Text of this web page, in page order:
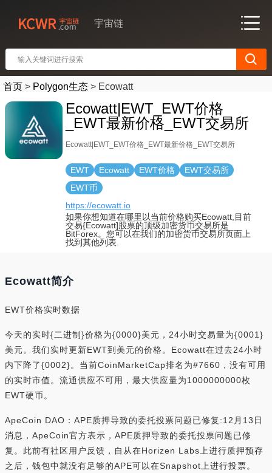
宇宙链
首页 > Polygon生态 > Ecowatt
Ecowatt|EWT_EWT价格
_EWT最新价格_EWT交易所
Ecowatt|EWT_EWT价格_EWT最新价格_EWT交易所
EWT Ecowatt EWT价格
EWT交易所
EWT币
https://ecowatt.io
如果你想知道在哪里以当前价格购买Ecowatt,目前
交易{Ecowatt]股票的顶级加密货币交易所是
BitForex。您可以在我们的加密货币交易所页面上
找到其他列表.
Ecowatt简介
EWT价格实时数据
今天的实时{二进制}价格为{0000}美元，24小时交易量为{0001}
美元。我们实时更新EWT到美元的价格。Ecowatt在过去24小时
内下降了{0002}。当前CoinMarketCap排名为#7660，没有可用
的实时市值。流通供应不可用，最大供应量为1000000000枚
EWT硬币。
ApeCoin DAO：APE质押导致的委托投票问题已修复:12月13日
消息，ApeCoin官方表示，APE质押导致的委托投票问题已修
复。此前有社区用户反馈，自从在Horizen Labs上进行质押预存
之后，钱包中就没有足够的APE可以在Snapshot上进行投票。